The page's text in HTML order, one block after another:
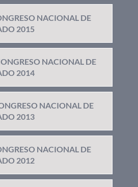
NACIONAL DE
2015
NACIONAL DE
2014
NACIONAL DE
2013
NACIONAL DE
2012